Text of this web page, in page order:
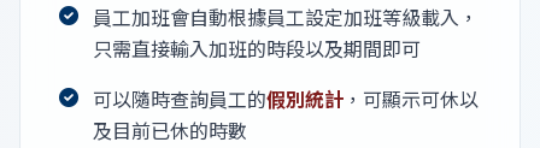
員工加班會自動根據員工設定加班等級載入，
只需直接輸入加班的時段以及期間即可
可以隨時查詢員工的假別統計 ，可顯示可休以
及目前已休的時數